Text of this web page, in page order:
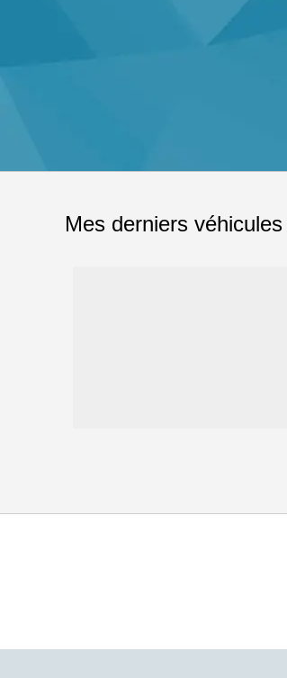
Mes derniers